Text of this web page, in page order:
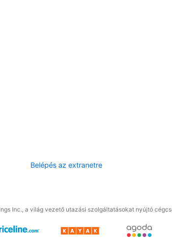
Belépés az extranetre
Inc., a világ vezető utazási szolgáltatásokat nyújtó